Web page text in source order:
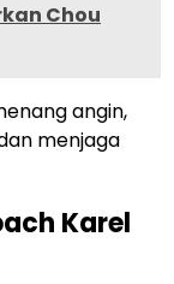
Chou
angin,
menjaga
Karel